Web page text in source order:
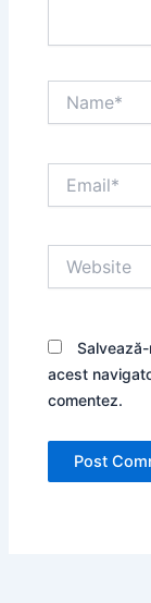
acest
comentez.